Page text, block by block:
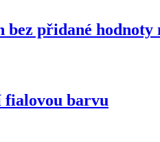
bez přidané hodnoty
fialovou barvu